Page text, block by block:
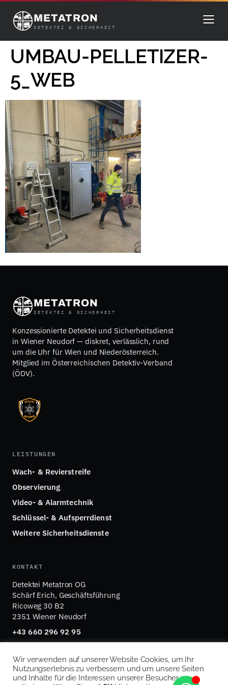
METATRON
DETEKTEI & SICHERHEIT
UMBAU-PELLETIZER-
5_WEB
METATRON
DETEKTEI & SICHERHEIT
Konzessionierte Detektei und Sicherheitsdienst
in Wiener Neudorf — diskret, verlässlich, rund
um die Uhr für Wien und Niederösterreich.
Mitglied im Österreichischen Detektiv-Verband
(ÖDV).
LEISTUNGEN
Wach- & Revierstreife
Observierung
Video- & Alarmtechnik
Schlüssel- & Aufsperrdienst
Weitere Sicherheitsdienste
KONTAKT
Detektei Metatron OG
Schärf Erich, Geschäftsführung
Ricoweg 30 B2
2351 Wiener Neudorf
+43 660 296 92 95
Wir verwenden auf unserer Website Cookies, um Ihr
Nutzungserlebnis zu verbessern und um unsere Seiten
und Inhalte für die Interessen unserer Besucher zu